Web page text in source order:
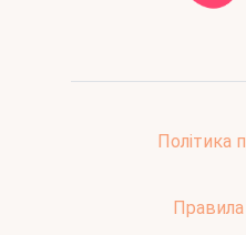
Політика